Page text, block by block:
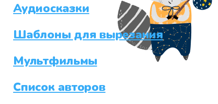
Аудиосказки
Шаблоны для вырезания
Мультфильмы
Список авторов